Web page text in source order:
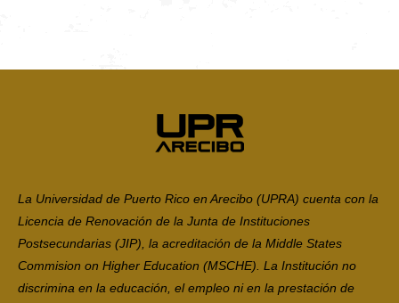
La Universidad de Puerto Rico en Arecibo (UPRA) cuenta con la
Licencia de Renovación de la Junta de Instituciones
Postsecundarias (JIP), la acreditación de la Middle States
Commision on Higher Education (MSCHE). La Institución no
discrimina en la educación, el empleo ni en la prestación de